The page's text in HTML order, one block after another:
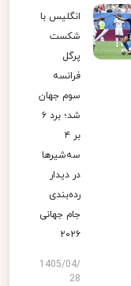
انگلیس با
شکست
پرگل
فرانسه
سوم جهان
شد؛ برد ۶
بر ۴
سه‌شیرها
در دیدار
رده‌بندی
جام جهانی
۲۰۲۶
1405/04/
28